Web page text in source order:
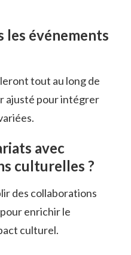
les événements
tout au long de
ajusté pour intégrer
avec
culturelles ?
des collaborations
enrichir le
culturel.